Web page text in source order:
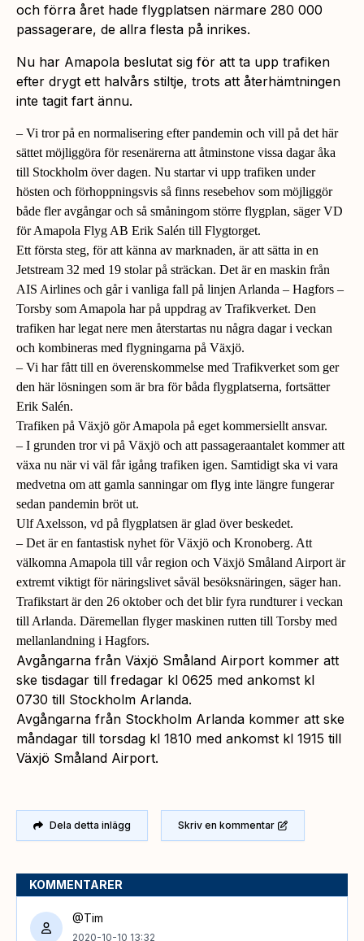
och förra året hade flygplatsen närmare 280 000
passagerare, de allra flesta på inrikes.
Nu har Amapola beslutat sig för att ta upp trafiken
efter drygt ett halvårs stiltje, trots att återhämtningen
inte tagit fart ännu.
– Vi tror på en normalisering efter pandemin och vill på det här
sättet möjliggöra för resenärerna att åtminstone vissa dagar åka
till Stockholm över dagen. Nu startar vi upp trafiken under
hösten och förhoppningsvis så finns resebehov som möjliggör
både fler avgångar och så småningom större flygplan, säger VD
för Amapola Flyg AB Erik Salén till Flygtorget.
Ett första steg, för att känna av marknaden, är att sätta in en
Jetstream 32 med 19 stolar på sträckan. Det är en maskin från
AIS Airlines och går i vanliga fall på linjen Arlanda – Hagfors –
Torsby som Amapola har på uppdrag av Trafikverket. Den
trafiken har legat nere men återstartas nu några dagar i veckan
och kombineras med flygningarna på Växjö.
– Vi har fått till en överenskommelse med Trafikverket som ger
den här lösningen som är bra för båda flygplatserna, fortsätter
Erik Salén.
Trafiken på Växjö gör Amapola på eget kommersiellt ansvar.
– I grunden tror vi på Växjö och att passageraantalet kommer att
växa nu när vi väl får igång trafiken igen. Samtidigt ska vi vara
medvetna om att gamla sanningar om flyg inte längre fungerar
sedan pandemin bröt ut.
Ulf Axelsson, vd på flygplatsen är glad över beskedet.
– Det är en fantastisk nyhet för Växjö och Kronoberg. Att
välkomna Amapola till vår region och Växjö Småland Airport är
extremt viktigt för näringslivet såväl besöksnäringen, säger han.
Trafikstart är den 26 oktober och det blir fyra rundturer i veckan
till Arlanda. Däremellan flyger maskinen rutten till Torsby med
mellanlandning i Hagfors.
Avgångarna från Växjö Småland Airport kommer att
ske tisdagar till fredagar kl 0625 med ankomst kl
0730 till Stockholm Arlanda.
Avgångarna från Stockholm Arlanda kommer att ske
måndagar till torsdag kl 1810 med ankomst kl 1915 till
Växjö Småland Airport.
Dela detta inlägg Skriv en kommentar
KOMMENTARER
@Tim
2020-10-10 13:32